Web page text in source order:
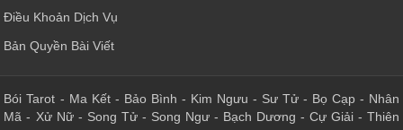
Điều Khoản Dịch Vụ
Bản Quyền Bài Viết
Bói Tarot - Ma Kết- Bảo Bình - Kim Ngưu - Sư Tử- Bọ Cạp- Nhân
Mã - Xử Nữ- Song Tử- Song Ngư- Bạch Dương - Cự Giải- Thiên